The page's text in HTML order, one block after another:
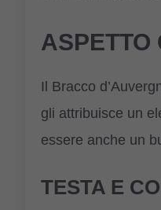
ASPETTO
Il Bracco
gli attribuisce un
essere anche un
TESTA E